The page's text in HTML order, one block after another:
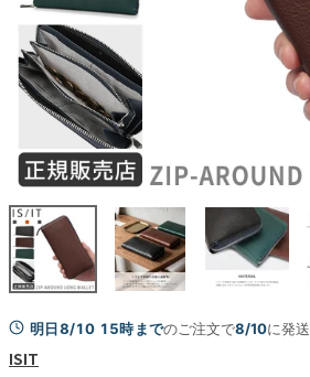
明日8/10 15時までのご注文で8/10に発送
ISIT